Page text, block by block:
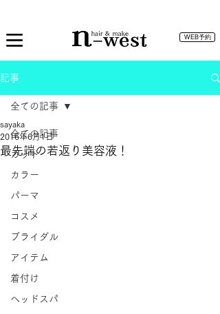
WEB予約
記事
全ての記事
カット
カラー
パーマ
コスメ
ブライダル
アイテム
着付け
ヘッドスパ
全ての記事
最先端の若返り美容液！
sayaka
2016年6月1日